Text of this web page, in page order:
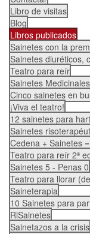
Libro de visitas
Blog
Libros publicados
Sainetes con la
Sainetes diuréticos,
Teatro para reír
Sainetes
Cinco sainetes en
¡Viva el teatro!
12 sainetes para
Sainetes
Cedena + Sainetes
Teatro para reír 2ª
Sainetes 5 - Penas 0
Teatro para llorar
Saineterapia
10 Sainetes para
RiSainetes
Sainetazos a la crisis